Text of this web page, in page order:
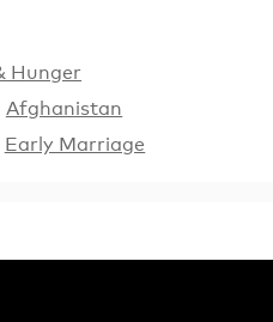
Hunger
Afghanistan
Early Marriage